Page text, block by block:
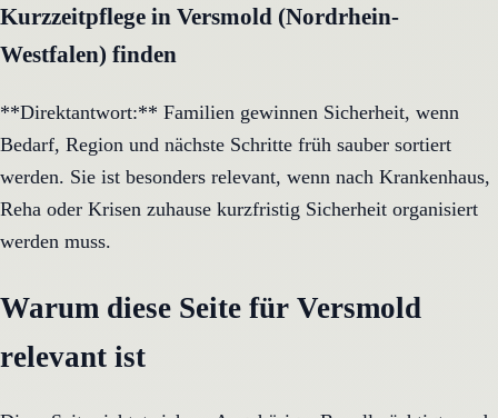
Kurzzeitpflege in Versmold (Nordrhein-
Westfalen) finden
**Direktantwort:** Familien gewinnen Sicherheit, wenn
Bedarf, Region und nächste Schritte früh sauber sortiert
werden. Sie ist besonders relevant, wenn nach Krankenhaus,
Reha oder Krisen zuhause kurzfristig Sicherheit organisiert
werden muss.
Warum diese Seite für Versmold
relevant ist